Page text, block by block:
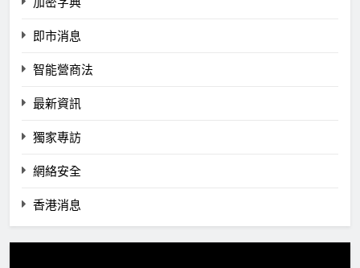
即市消息
智能營商法
最新資訊
獨家專訪
網絡安全
香港消息